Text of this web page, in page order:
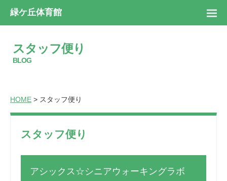
緑ケ丘体育館
スタッフ便り
BLOG
HOME > スタッフ便り
スタッフ便り
アシックス☆シニアウォーキングラボ